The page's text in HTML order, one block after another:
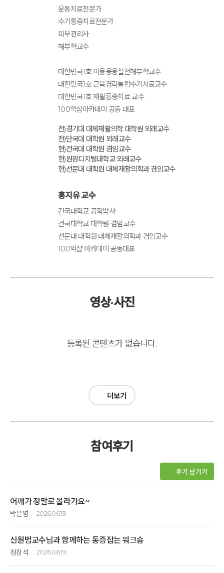
운동치료전문가
수기통증치료전문가
피부관리사
해부학교수
대한민국1호 미용응용실전해부학교수
대한민국1호 근육경락통합수기치료교수
대한민국1호 재활통증치료 교수
100억샵아카데미 공동 대표
전)경기대 대체재활의학 대학원 외래교수
전)단국대 대학원 외래교수
현)건국대 대학원 겸임교수
현)원광디지털대학교 외래교수
현)선문대 대학원 대체재활의학과 겸임교수
홍지유 교수
건국대학교 공학박사
건국대학교 대학원 겸임교수
선문대 대학원 대체재활의학과 겸임교수
100억샵 아카데미 공동대표
영상·사진
등록된 콘텐츠가 없습니다.
더보기
참여후기
후기 남기기
어깨가 정말로 올라가요~
박은영 2026.06.19
통증은 말로 다 설명할 수 없는 통증이었다. 오랫동안 왼쪽 견갑골의 쑤시는
통증으로 밤 잠을 못이루는 날들이 이어졌기 때문이었다. 더구나 최근
신원범교수님과 함께하는 통증잡는 워크숍
정장석 2026.06.19